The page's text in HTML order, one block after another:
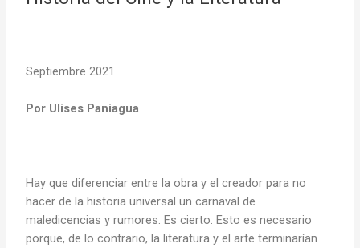
Septiembre 2021
Por Ulises Paniagua
Hay que diferenciar entre la obra y el creador para no
hacer de la historia universal un carnaval de
maledicencias y rumores. Es cierto. Esto es necesario
porque, de lo contrario, la literatura y el arte terminarían